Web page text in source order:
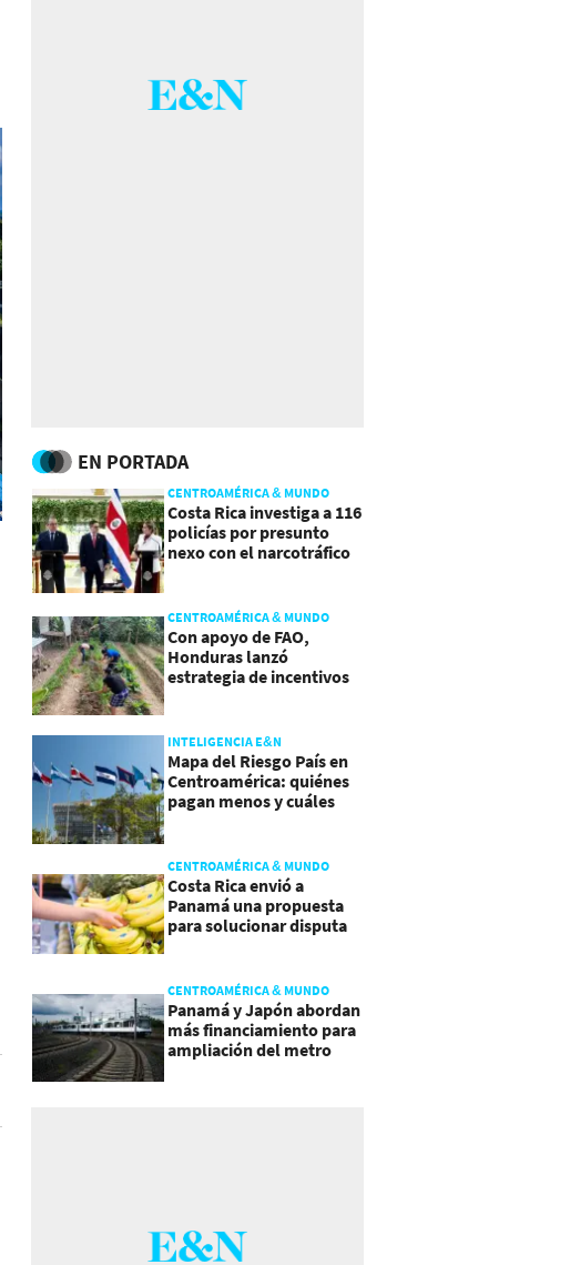
EN PORTADA
CENTROAMÉRICA & MUNDO
Costa Rica investiga a 116
policías por presunto
nexo con el narcotráfico
CENTROAMÉRICA & MUNDO
Con apoyo de FAO,
Honduras lanzó
estrategia de incentivos
INTELIGENCIA E&N
Mapa del Riesgo País en
Centroamérica: quiénes
pagan menos y cuáles
CENTROAMÉRICA & MUNDO
Costa Rica envió a
Panamá una propuesta
para solucionar disputa
CENTROAMÉRICA & MUNDO
Panamá y Japón abordan
más financiamiento para
ampliación del metro